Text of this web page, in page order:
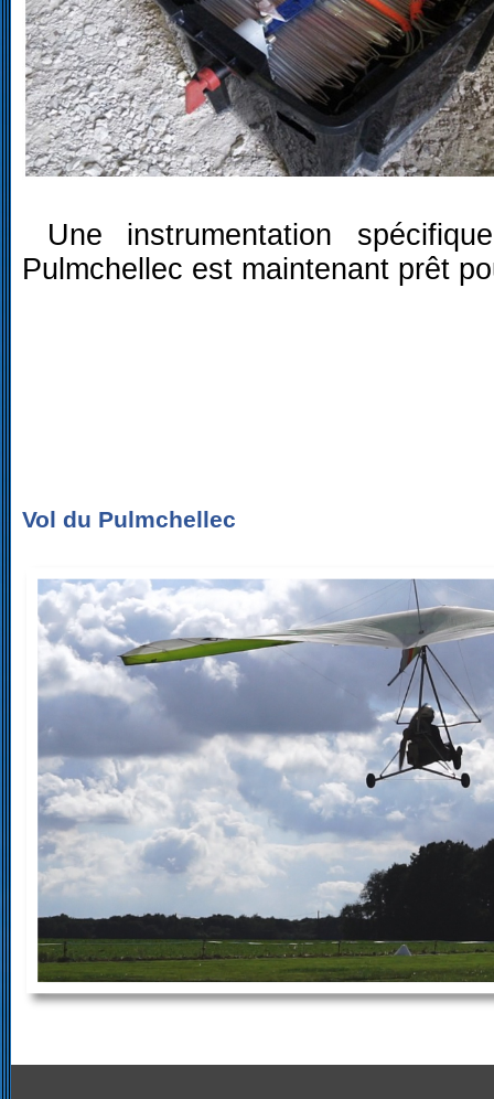
Une instrumentation
Pulmchellec est maintenant prêt
Vol du Pulmchellec